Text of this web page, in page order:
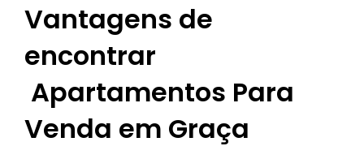
Vantagens de
encontrar
Apartamentos Para
Venda em Graça